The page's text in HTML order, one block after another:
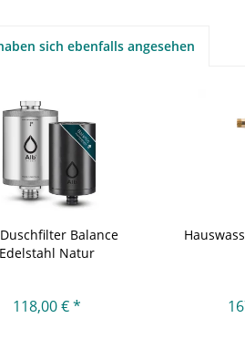
sich ebenfalls angesehen
Balance
Edelstahl Natur
118,00 € *